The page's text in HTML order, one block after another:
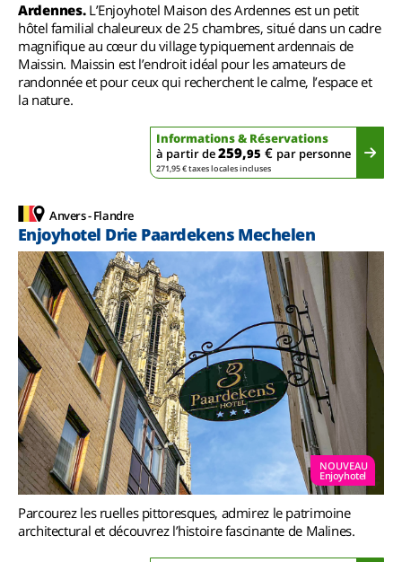
Ardennes.L’Enjoyhotel Maison des Ardennes est un petit
hôtel familial chaleureux de 25 chambres, situé dans un cadre
magnifique au cœur du village typiquement ardennais de
Maissin. Maissin est l’endroit idéal pour les amateurs de
randonnée et pour ceux qui recherchent le calme, l’espace et
la nature.
Informations & Réservations
à partir de259,95 € par personne
271,95 € taxes locales incluses
Anvers - Flandre
Enjoyhotel Drie Paardekens Mechelen
NOUVEAU
Enjoyhotel
Parcourez les ruelles pittoresques, admirez le patrimoine
architectural et découvrez l’histoire fascinante de Malines.